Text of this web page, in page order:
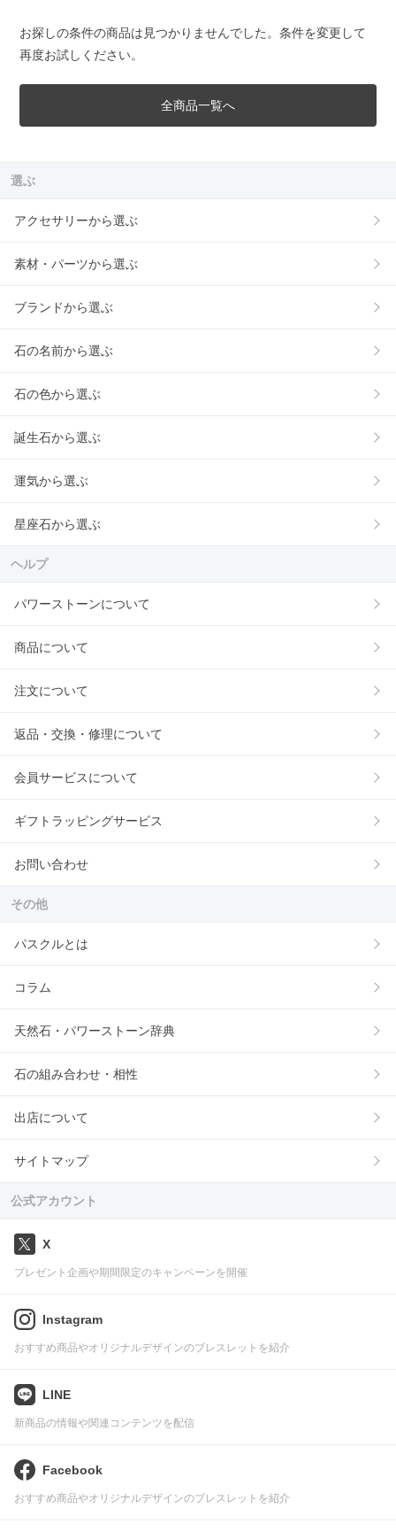
お探しの条件の商品は見つかりませんでした。条件を変更して
再度お試しください。
全商品一覧へ
選ぶ
アクセサリーから選ぶ
素材・パーツから選ぶ
ブランドから選ぶ
石の名前から選ぶ
石の色から選ぶ
誕生石から選ぶ
運気から選ぶ
星座石から選ぶ
ヘルプ
パワーストーンについて
商品について
注文について
返品・交換・修理について
会員サービスについて
ギフトラッピングサービス
お問い合わせ
その他
パスクルとは
コラム
天然石・パワーストーン辞典
石の組み合わせ・相性
出店について
サイトマップ
公式アカウント
X
プレゼント企画や期間限定のキャンペーンを開催
Instagram
おすすめ商品やオリジナルデザインのブレスレットを紹介
LINE
新商品の情報や関連コンテンツを配信
Facebook
おすすめ商品やオリジナルデザインのブレスレットを紹介